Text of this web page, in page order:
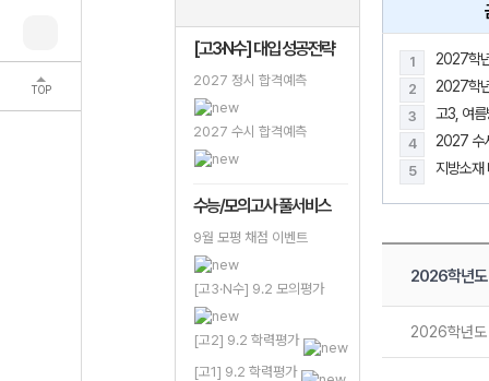
TOP
[고3·N수] 대입 성공전략
2027 정시 합격예측
2027 수시 합격예측
수능/모의고사 풀서비스
9월 모평 채점 이벤트
[고3·N수] 9.2 모의평가
[고2] 9.2 학력평가
[고1] 9.2 학력평가
1
2
2027학
3 고3, 여름
4 2027 수
5
2026학년도
2026학년